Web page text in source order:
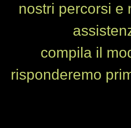
nostri percorsi e
compila il
risponderemo